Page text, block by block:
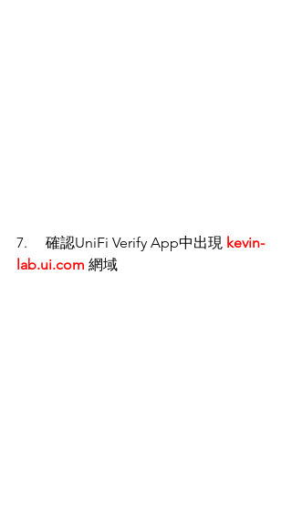
7.     確認UniFi Verify App中出現 kevin-
lab.ui.com 網域